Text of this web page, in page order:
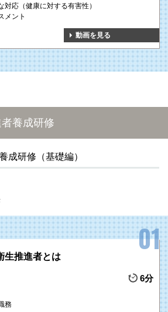
応（健康に対する有害性）
メント
動画を見る
養成研修
成研修（基礎編）
生推進者とは
6分
務